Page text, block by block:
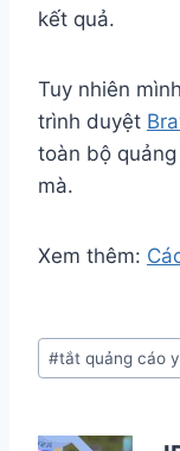
kết quả.
Tuy nhiên
trình duyệt
toàn bộ
mà.
Xem thêm:
Post
Tags:
#tắt quảng cáo